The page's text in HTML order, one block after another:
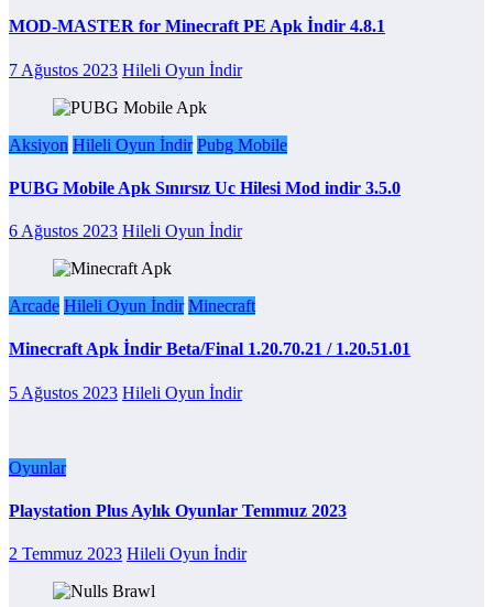
MOD-MASTER for Minecraft PE Apk İndir 4.8.1
7 Ağustos 2023 Hileli Oyun İndir
Aksiyon Hileli Oyun İndir Pubg Mobile
PUBG Mobile Apk Sınırsız Uc Hilesi Mod indir 3.5.0
6 Ağustos 2023 Hileli Oyun İndir
Arcade Hileli Oyun İndir Minecraft
Minecraft Apk İndir Beta/Final 1.20.70.21 / 1.20.51.01
5 Ağustos 2023 Hileli Oyun İndir
Oyunlar
Playstation Plus Aylık Oyunlar Temmuz 2023
2 Temmuz 2023 Hileli Oyun İndir